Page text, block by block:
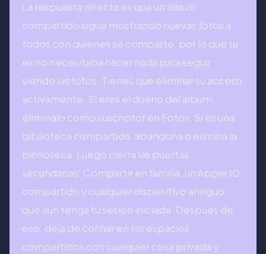
La respuesta directa es que un album
compartido sigue mostrando nuevas fotos a
todos con quienes se comparte, por lo que tu
ex no necesitaba hacer nada para seguir
viendo las fotos. Tienes que eliminar su acceso
activamente. Si eres el dueno del album,
eliminalo como suscriptor en Fotos. Si es una
biblioteca compartida, abandona o elimina la
biblioteca. Luego cierra las puertas
secundarias: Compartir en familia, un Apple ID
compartido y cualquier dispositivo antiguo
que aun tenga tu sesion iniciada. Despues de
eso, deja de confiar en los espacios
compartidos con cualquier cosa privada y